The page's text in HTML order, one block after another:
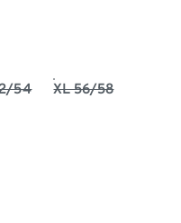
54 XL 56/58